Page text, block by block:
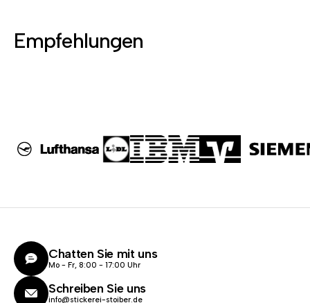
Empfehlungen
Chatten Sie mit uns
Mo - Fr, 8:00 - 17:00 Uhr
Schreiben Sie uns
info@stickerei-stoiber.de